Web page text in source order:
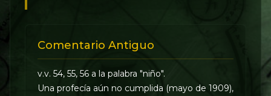
Comentario Antiguo
v.v. 54, 55, 56 a la palabra "niño".
Una profecía aún no cumplida (mayo de 1909),